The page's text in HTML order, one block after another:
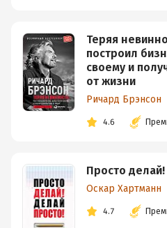
Теряя
построил
своему и
от жизни
Ричард Брэнсон
4.6
Просто
Оскар Хартманн
4.7